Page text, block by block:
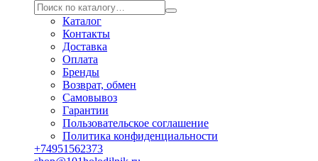
Каталог
Контакты
Доставка
Оплата
Бренды
Возврат, обмен
Самовывоз
Гарантии
Пользовательское соглашение
Политика конфиденциальности
+74951562373